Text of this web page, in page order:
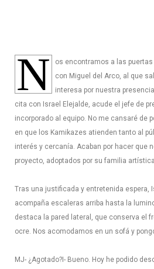
N
os encontramos a las
con Miguel del Arco, al que
interesa por nuestra
cita con Israel Elejalde, acude el jefe de
incorporado al equipo. No me cansaré de
en que los Kamikazes atienden tanto al
interés y cercanía. Acaban por hacer que
proyecto, adoptados por su familia
Tras una justificada y entretenida espera,
acompaña escaleras arriba hasta la
destaca la pared lateral, que conserva el
ocre. Nos acomodamos en un sofá y
MJ- ¿Agotado? I- Bueno. Hoy he podido